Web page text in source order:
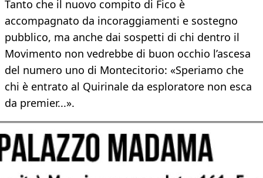
Tanto che il nuovo compito di Fico è
accompagnato da incoraggiamenti e sostegno
pubblico, ma anche dai sospetti di chi dentro il
Movimento non vedrebbe di buon occhio l’ascesa
del numero uno di Montecitorio: «Speriamo che
chi è entrato al Quirinale da esploratore non esca
da premier...».